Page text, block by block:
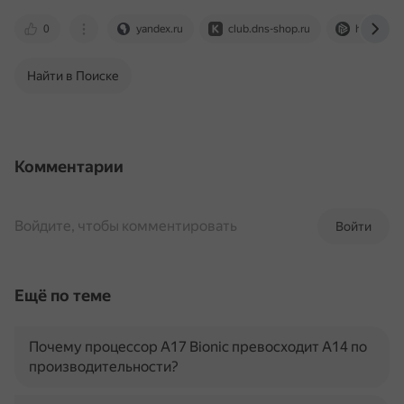
0 yandex.ru club.dns-shop.ru
Найти в Поиске
Комментарии
Войти
Войдите, чтобы комментировать
Ещё по теме
Почему процессор A17 Bionic превосходит A14 по
производительности?